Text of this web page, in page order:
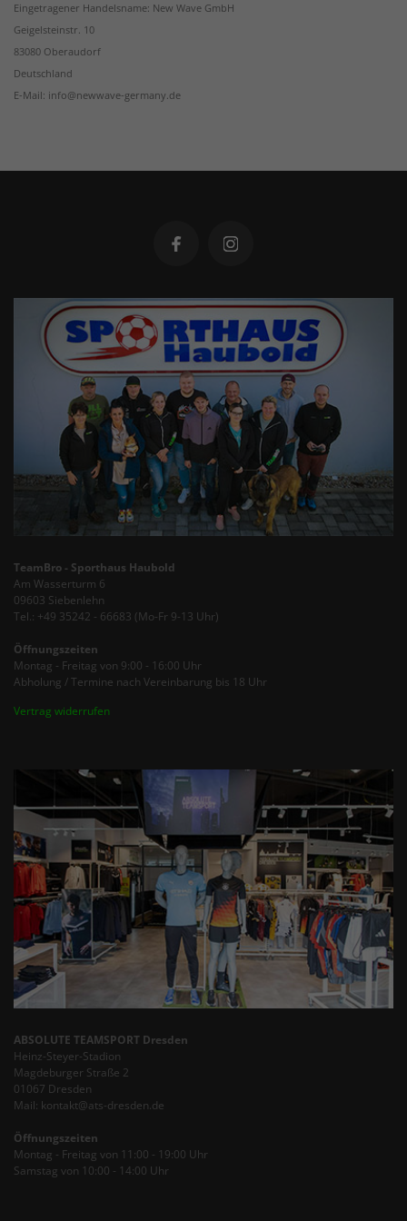
Eingetragener Handelsname: New Wave GmbH
Geigelsteinstr. 10
83080 Oberaudorf
Deutschland
E-Mail: info@newwave-germany.de
TeamBro - Sporthaus Haubold
Am Wasserturm 6
09603 Siebenlehn
Tel.: +49 35242 - 66683 (Mo-Fr 9-13 Uhr)
Öffnungszeiten
Montag - Freitag von 9:00 - 16:00 Uhr
Abholung / Termine nach Vereinbarung bis 18 Uhr
Vertrag widerrufen
ABSOLUTE TEAMSPORT Dresden
Heinz-Steyer-Stadion
Magdeburger Straße 2
01067 Dresden
Mail: kontakt@ats-dresden.de
Öffnungszeiten
Montag - Freitag von 11:00 - 19:00 Uhr
Samstag von 10:00 - 14:00 Uhr